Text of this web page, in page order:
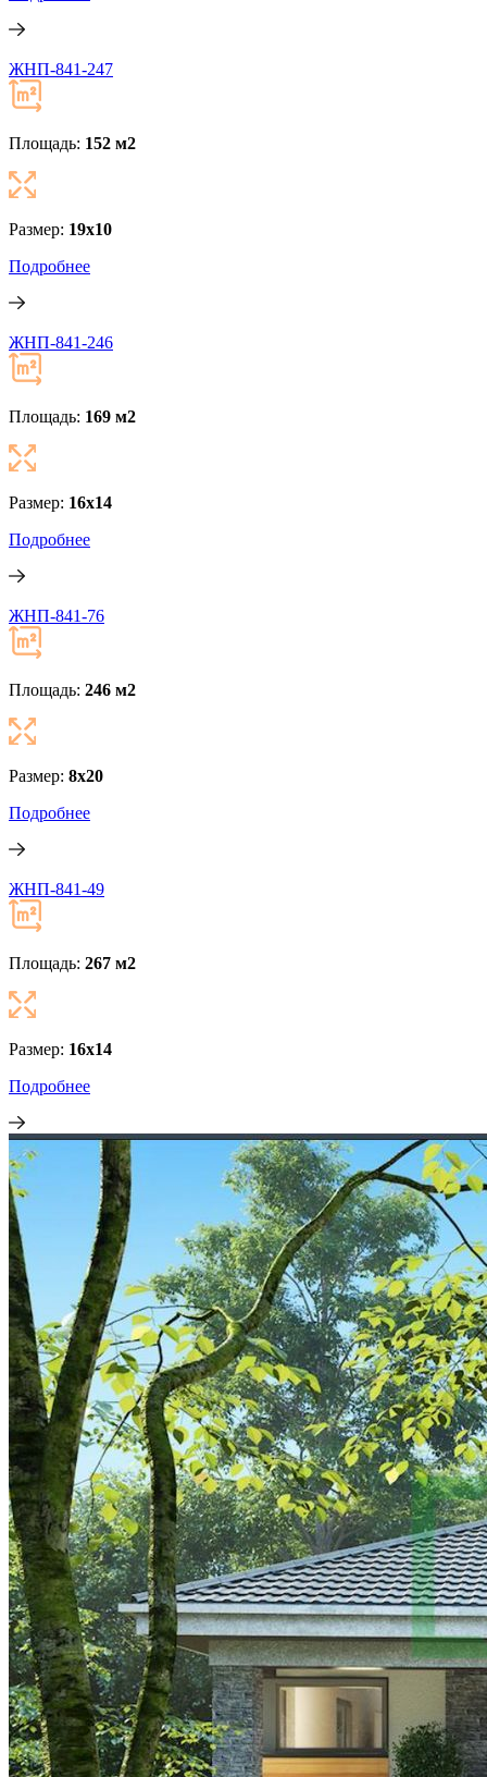
ЖНП-841-247
Площадь: 152 м2
Размер: 19x10
Подробнее
ЖНП-841-246
Площадь: 169 м2
Размер: 16x14
Подробнее
ЖНП-841-76
Площадь: 246 м2
Размер: 8х20
Подробнее
ЖНП-841-49
Площадь: 267 м2
Размер: 16х14
Подробнее